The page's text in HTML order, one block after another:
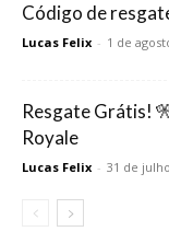
Código de
Lucas Felix - 1 de
Resgate Grátis!
Royale
Lucas Felix - 31 de